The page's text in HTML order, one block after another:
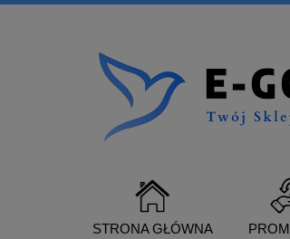
STRONA GŁÓWNA